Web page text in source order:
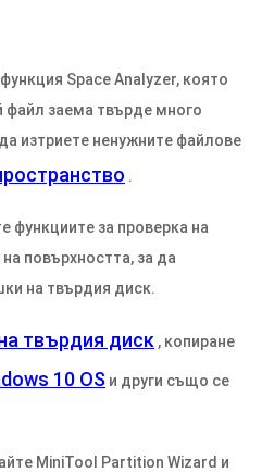
Space Analyzer, която
файл заема твърде много
изтриете ненужните файлове
.
за проверка на
повърхността, за да
на твърдия диск.
твърдия диск , копиране
10 OS и други също се
MiniTool Partition Wizard и